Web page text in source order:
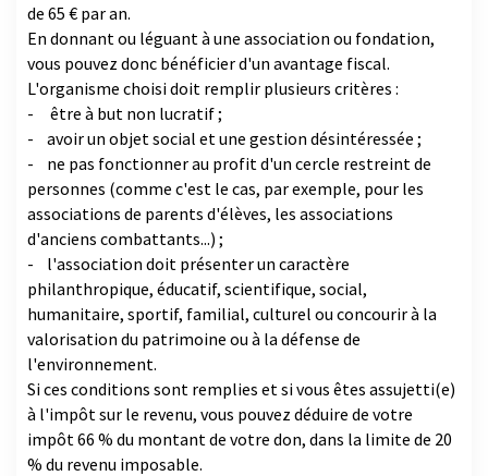
de 65 € par an.
En donnant ou léguant à une association ou fondation,
vous pouvez donc bénéficier d'un avantage fiscal.
L'organisme choisi doit remplir plusieurs critères :
- être à but non lucratif ;
- avoir un objet social et une gestion désintéressée ;
- ne pas fonctionner au profit d'un cercle restreint de
personnes (comme c'est le cas, par exemple, pour les
associations de parents d'élèves, les associations
d'anciens combattants...) ;
- l'association doit présenter un caractère
philanthropique, éducatif, scientifique, social,
humanitaire, sportif, familial, culturel ou concourir à la
valorisation du patrimoine ou à la défense de
l'environnement.
Si ces conditions sont remplies et si vous êtes assujetti(e)
à l'impôt sur le revenu, vous pouvez déduire de votre
impôt 66 % du montant de votre don, dans la limite de 20
% du revenu imposable.